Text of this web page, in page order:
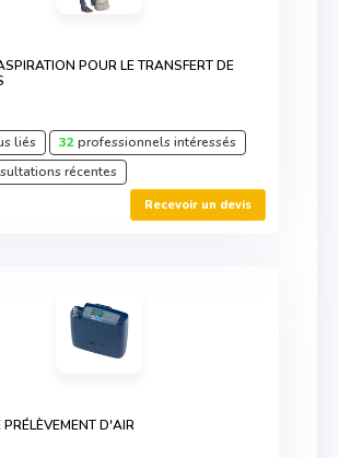
POUR LE TRANSFERT DE
liés 32professionnels intéressés
récentes
Recevoir un devis
D'AIR